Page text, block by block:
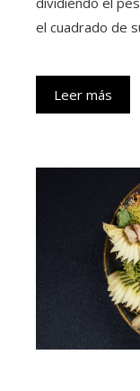
el cuadrado de
Leer más